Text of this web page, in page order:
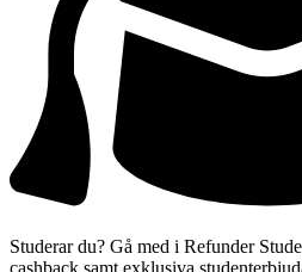
Studerar du? Gå med i Refunder
cashback samt exklusiva